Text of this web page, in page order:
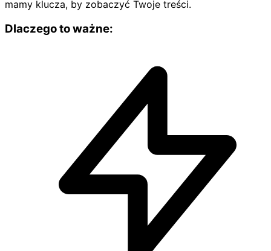
mamy klucza, by zobaczyć Twoje treści.
Dlaczego to ważne: